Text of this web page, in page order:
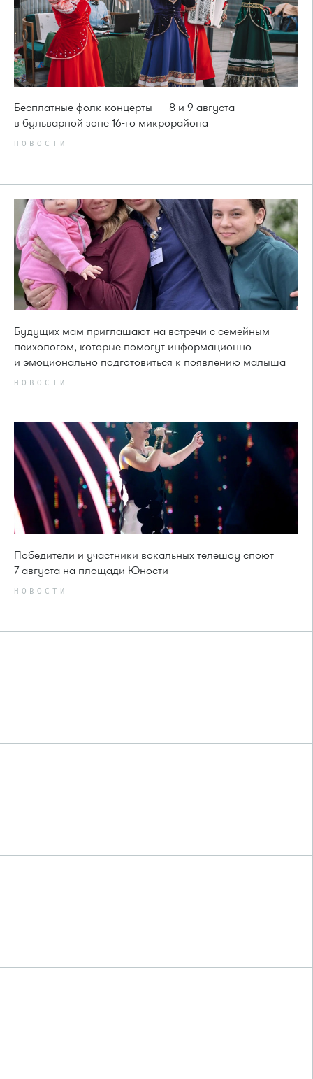
Бесплатные фолк-концерты — 8 и 9 августа
в бульварной зоне 16-го микрорайона
НОВОСТИ
Будущих мам приглашают на встречи с семейным
психологом, которые помогут информационно
и эмоционально подготовиться к появлению малыша
НОВОСТИ
Победители и участники вокальных телешоу споют
7 августа на площади Юности
НОВОСТИ